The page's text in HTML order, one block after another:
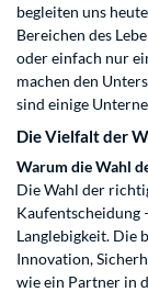
begleiten uns
Bereichen des
oder einfach nur
machen den
sind einige
Die Vielfalt der
Warum die Wahl
Die Wahl der
Kaufentscheidung
Langlebigkeit. Die
Innovation,
wie ein Partner in